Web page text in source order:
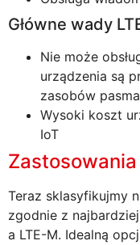
Główne wady
Nie może
urządzenia są
zasobów
Wysoki koszt
IoT
Teraz sklasyfikujmy
zgodnie z
a LTE-M. Idealną